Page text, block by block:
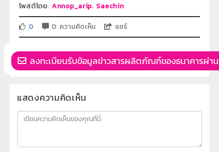
โพสต์โดย:Annop_arip. Saechin
0
0 ความคิดเห็น แชร์
ลงทะเบียนรับข้อมูลข่าวสารผลิตภัณฑ์ของธนาคารผ่า
แสดงความคิดเห็น